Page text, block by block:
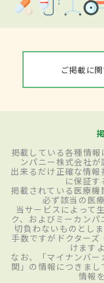
ご掲載に
掲載している各種情
ンパニー株式会社が
出来るだけ正確な情
に保証す
掲載されている医療
必ず該当の医
当サービスによって
ク、およびミーカン
切負わないものとし
手数ですがドクター
けます
なお、「マイナンバ
関」の情報につきまし
情報